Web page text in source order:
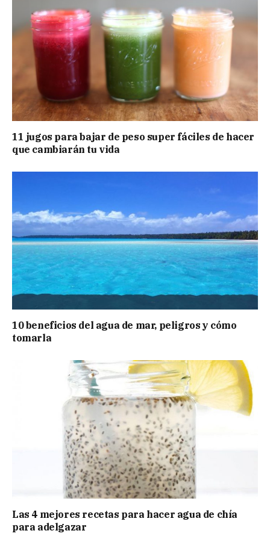
11 jugos para bajar de peso super fáciles de hacer
que cambiarán tu vida
10 beneficios del agua de mar, peligros y cómo
tomarla
Las 4 mejores recetas para hacer agua de chía
para adelgazar